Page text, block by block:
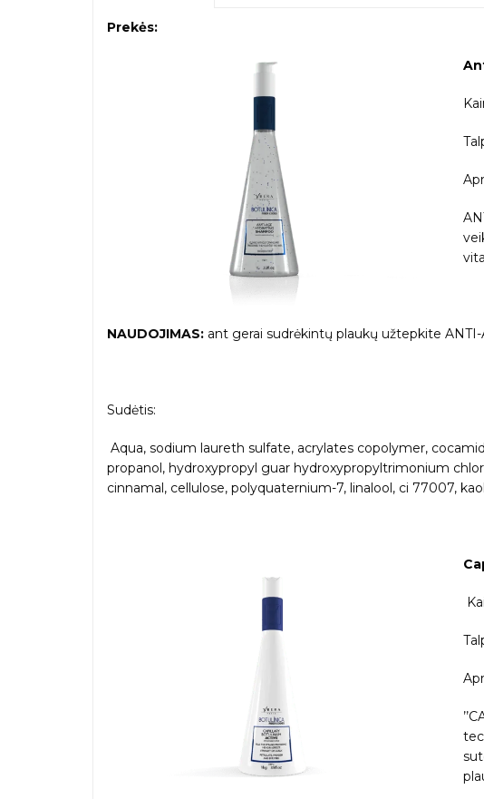
Prekės:
NAUDOJIMAS: ant gerai sudrėkintų plaukų užtepkite
Sudėtis:
Aqua, sodium laureth sulfate, acrylates copolymer,
propanol, hydroxypropyl guar hydroxypropyltrimonium
cinnamal, cellulose, polyquaternium-7, linalool, ci 77007,